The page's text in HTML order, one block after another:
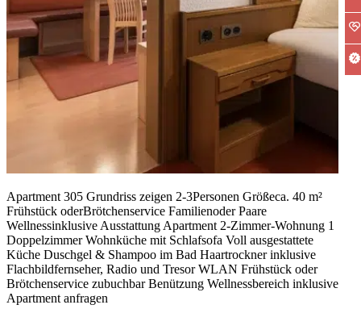
Apartment 305 Grundriss zeigen 2-3Personen Größeca. 40 m²
Frühstück oderBrötchen­service Familienoder Paare
Wellnessinklusive Ausstattung Apartment 2-Zimmer-Wohnung 1
Doppelzimmer Wohnküche mit Schlafsofa Voll ausgestattete
Küche Duschgel & Shampoo im Bad Haartrockner inklusive
Flachbildfernseher, Radio und Tresor WLAN Frühstück oder
Brötchenservice zubuchbar Benützung Wellnessbereich inklusive
Apartment anfragen